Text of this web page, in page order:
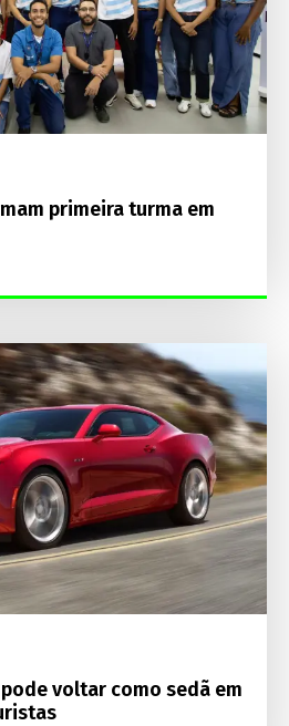
primeira turma em
voltar como sedã em